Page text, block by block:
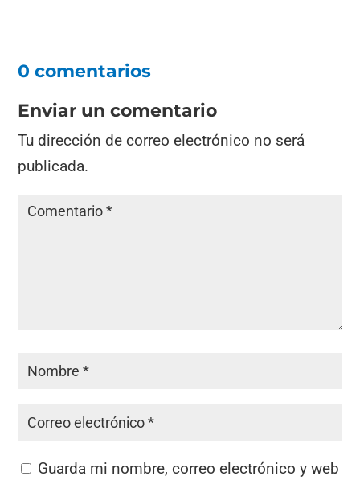
0 comentarios
Enviar un comentario
Tu dirección de correo electrónico no será
publicada.
Guarda mi nombre, correo electrónico y web